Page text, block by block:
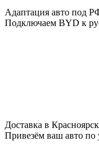
Адаптация авто под
Подключаем BYD к
Доставка в Красноярск
Привезём ваш авто по